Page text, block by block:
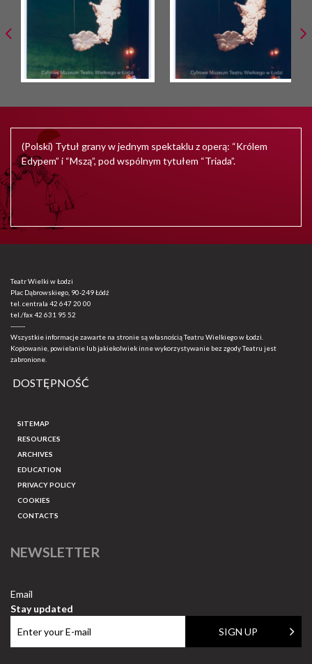
(Polski) Tytuł grany w jednym spektaklu z operą: “Królem
Edypem” i “Mszą”, pod wspólnym tytułem “Triada”.
Teatr Wielki w Łodzi
Plac Dąbrowskiego, 90-249 Łódź
tel. centrala 42 647 20 00
tel./fax42 631 95 52
-------
Wszystkie informacje zawarte na stronie są własnością Teatru Wielkiego w Łodzi.
Kopiowanie, powielanie lub jakiekolwiek inne wykorzystywanie bez zgody Teatru jest
zabronione.
DOSTĘPNOŚĆ
SITEMAP
RESOURCES
ARCHIVES
EDUCATION
PRIVACY POLICY
COOKIES
CONTACTS
NEWSLETTER
Email
Stay updated